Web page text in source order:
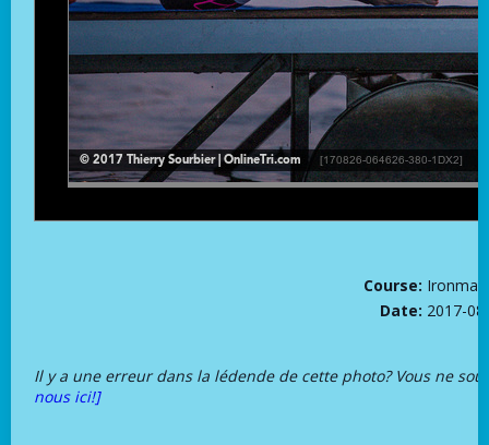
Course: Ironman
Date: 2017-
Il y a une erreur dans la lédende de cette photo? Vous ne
nous ici!]